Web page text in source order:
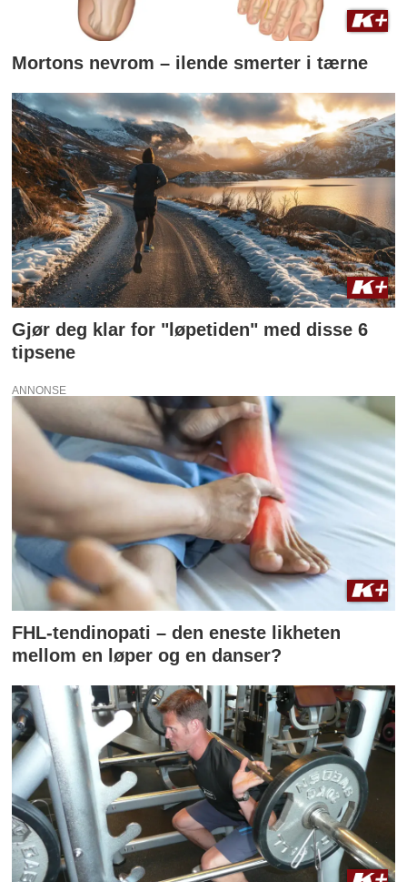
Mortons nevrom – ilende smerter i tærne
Gjør deg klar for "løpetiden" med disse 6
tipsene
ANNONSE
FHL-tendinopati – den eneste likheten
mellom en løper og en danser?